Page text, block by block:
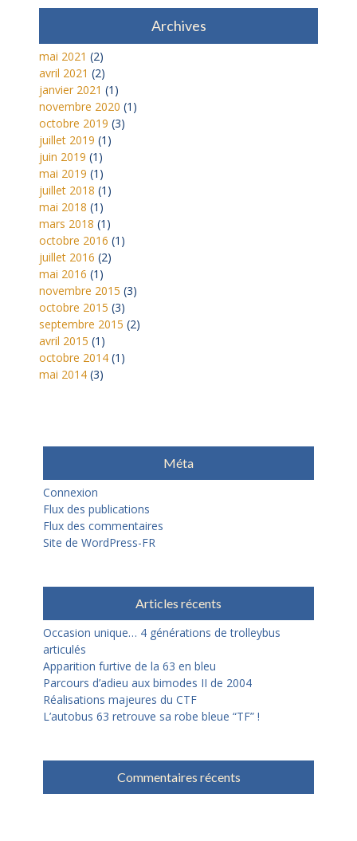
Archives
mai 2021 (2)
avril 2021 (2)
janvier 2021 (1)
novembre 2020 (1)
octobre 2019 (3)
juillet 2019 (1)
juin 2019 (1)
mai 2019 (1)
juillet 2018 (1)
mai 2018 (1)
mars 2018 (1)
octobre 2016 (1)
juillet 2016 (2)
mai 2016 (1)
novembre 2015 (3)
octobre 2015 (3)
septembre 2015 (2)
avril 2015 (1)
octobre 2014 (1)
mai 2014 (3)
Méta
Connexion
Flux des publications
Flux des commentaires
Site de WordPress-FR
Articles récents
Occasion unique… 4 générations de trolleybus
articulés
Apparition furtive de la 63 en bleu
Parcours d’adieu aux bimodes II de 2004
Réalisations majeures du CTF
L’autobus 63 retrouve sa robe bleue “TF” !
Commentaires récents